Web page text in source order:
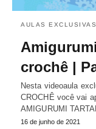
AULAS EXCLUSIVAS
crochê |
Nesta videoaula
CROCHÊ você vai
AMIGURUMI
16 de junho de 2021